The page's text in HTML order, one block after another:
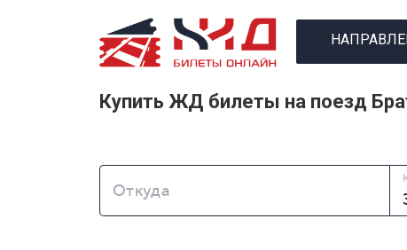
Купить ЖД билеты на поезд
Откуда